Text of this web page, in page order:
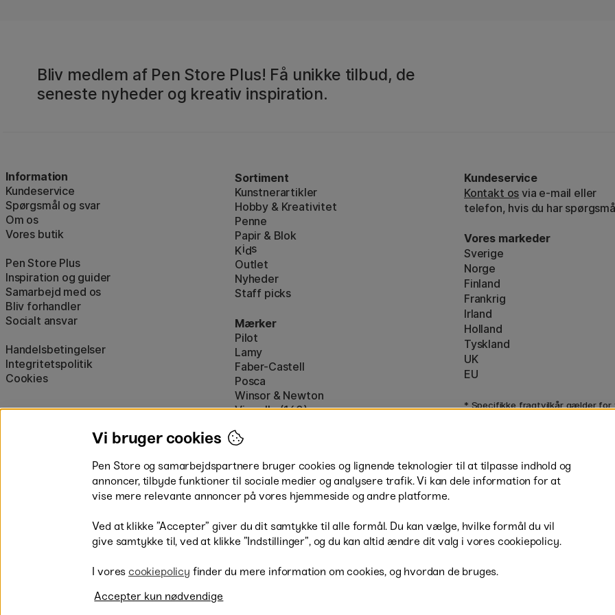
Bliv medlem af Pen Store Plus! Få unikke tilbud, de
seneste nyheder og kreativ inspiration.
Information
Kundeservice
Spørgsmål og svar
Om os
Vores butik
Pen Store Plus
Inspiration og guider
Samarbejd med os
Bliv forhandler
Socialt ansvar
Handelsbetingelser
Integritetspolitik
Cookies
Sortiment
Kunstnerartikler
Hobby & Kreativitet
Penne
Papir & Blok
Kids
Outlet
Nyheder
Staff picks
Mærker
Pilot
Lamy
Faber-Castell
Posca
Winsor & Newton
Visa alle (160)
Kundeservice
Kontakt os via e-mail eller
telefon, hvis du har
Vores markeder
Sverige
Norge
Finland
Frankrig
Irland
Holland
Tyskland
UK
EU
* Specifikke fragtvilkårgælder for
Betal nemt og sikkert
Vi bruger cookies
Pen Store og samarbejdspartnere bruger cookies og lignende teknologier til at tilpasse indhold og
annoncer, tilbyde funktioner til sociale medier og analysere trafik. Vi kan dele information for at
vise mere relevante annoncer på vores hjemmeside og andre platforme.
Ved at klikke ”Accepter” giver du dit samtykke til alle formål. Du kan vælge, hvilke formål du vil
give samtykke til, ved at klikke ”Indstillinger”, og du kan altid ændre dit valg i vores cookiepolicy.
I vores cookiepolicy finder du mere information om cookies, og hvordan de bruges.
Accepter kun nødvendige